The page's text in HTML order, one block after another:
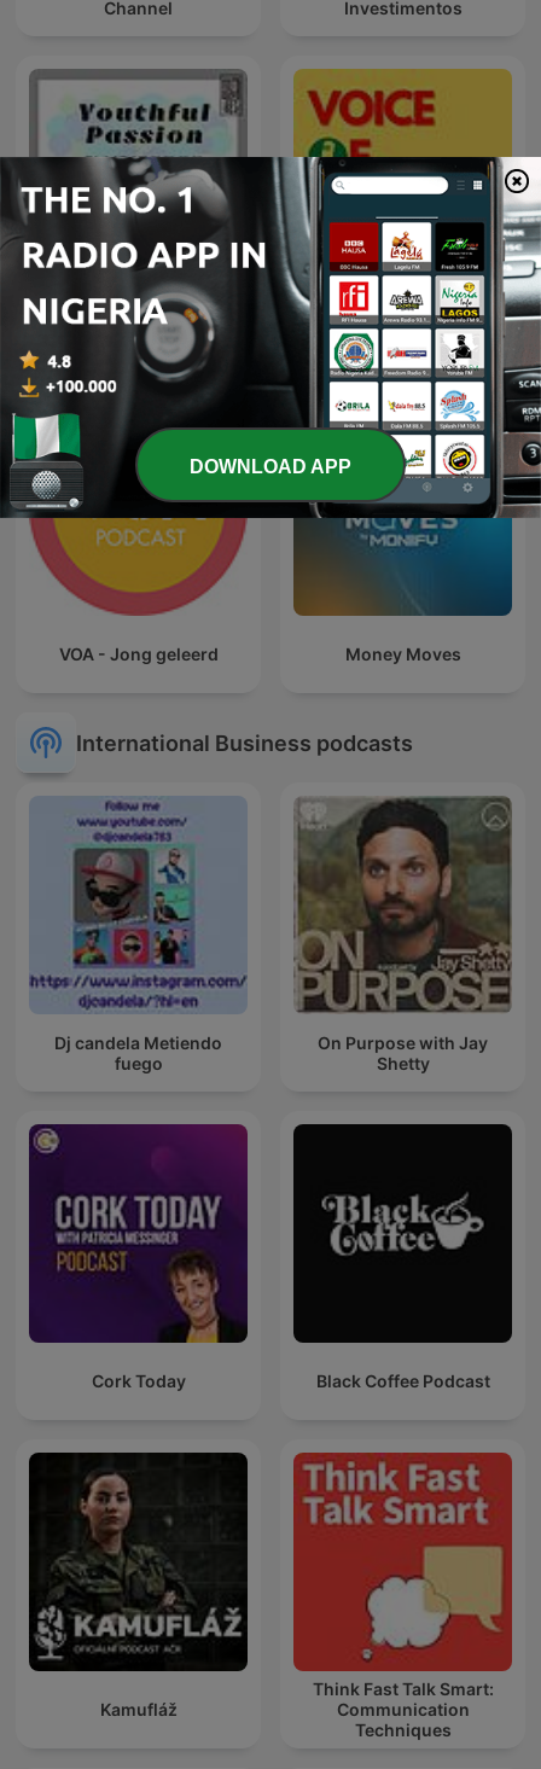
Channel Investimentos
Youthful Passion Voice of Kashmir
VOA - Jong geleerd Money Moves
International Business podcasts
Dj candela Metiendo
fuego
On Purpose with Jay
Shetty
Cork Today Black Coffee Podcast
Kamufláž
Think Fast Talk Smart:
Communication
Techniques
DOWNLOAD APP